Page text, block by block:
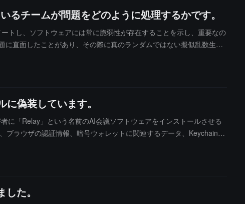
チームが問題をどのように処理するかです。
トし、ソフトウェアには常に脆弱性が存在することを示し、重要なの
直面したことがあり、その際に真のランダムではない擬似乱数生成
4,585のアドレスが関与しており、現在の価格で計算すると約8,860
偽装しています。
に「Relay」という名前のAI会議ソフトウェアをインストールさせる
ラウザの認証情報、暗号ウォレットに関連するデータ、Keychainデ
ストール要求やシステムパスワードの提示に注意するよう警告して
た。